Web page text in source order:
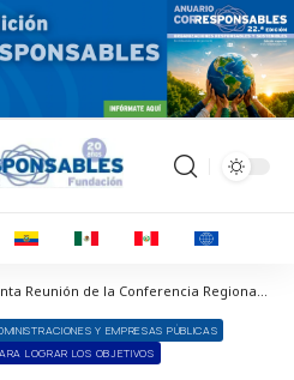
Corresponsables > Noticias > Quinta Reunión de la Conferencia Regional sobre Desarrollo Social de América Latina y el Caribe determinó que la región está en desaceleración
Y EMPRESAS PÚBLICAS
LOGRAR LOS OBJETIVOS